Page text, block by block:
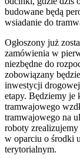
budowane będą
wsiadanie do
Ogłoszony już
zamówienia w
niezbędne do
zobowiązany
inwestycji
etapy. Będziemy je
tramwajowego
tramwajowego na
roboty
w oparciu o środki
terytorialnym.